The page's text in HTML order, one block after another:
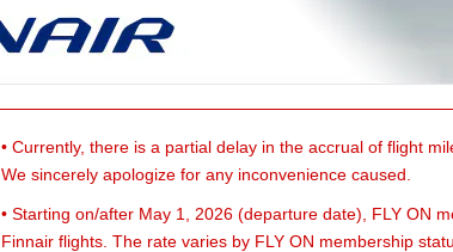
• Currently, there is a partial delay in the accrual of flight
We sincerely apologize for any inconvenience caused.
• Starting on/after May 1, 2026 (departure date), FLY ON
Finnair flights. The rate varies by FLY ON membership